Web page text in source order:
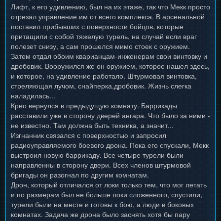
Лифт, к его удивлению, был на их этаже, так что Мекк просто
отрезал управление им от всего комплекса. В арсенальной
поставил прибывших с поверхности бойцов, которые
притащили с собой тяжелую турель, на случай если враг
полезет снизу, а сам прошелся мимо стоек с оружием.
Затем отдал обоим кварианцам-инженерам свои винтовку и
дробовик. Вооружился же он оружием, которое нашел здесь,
и которое, на удивление работало. Штурмовая винтовка,
стреляющая лучом, снайперка,дробовик. Жизнь слегка
наладилась...
Крео вернулся в предыдущую комнату. Баррикады
расставили уже в сторону дверей ангара. Что было за ними -
не известно. Там должна быть техника, а значит...
Изгнанник связался с поверхностью и запросил
радиоуправляемого боевого дрона. Пока его спускали, Мекк
выстроил новую баррикаду. Все четыре турели были
направленны в сторону двери. Всех членов штурмовой
бригады он разогнал по другим комнатам.
Дрон, который отличался от локи только тем, что мог летать
и по размерам был не больше локи сложенного, спустили,
турели были на месте и готовы к бою, а люди в боковых
комнатах. Задача же дрона было заснять хотя бы пару